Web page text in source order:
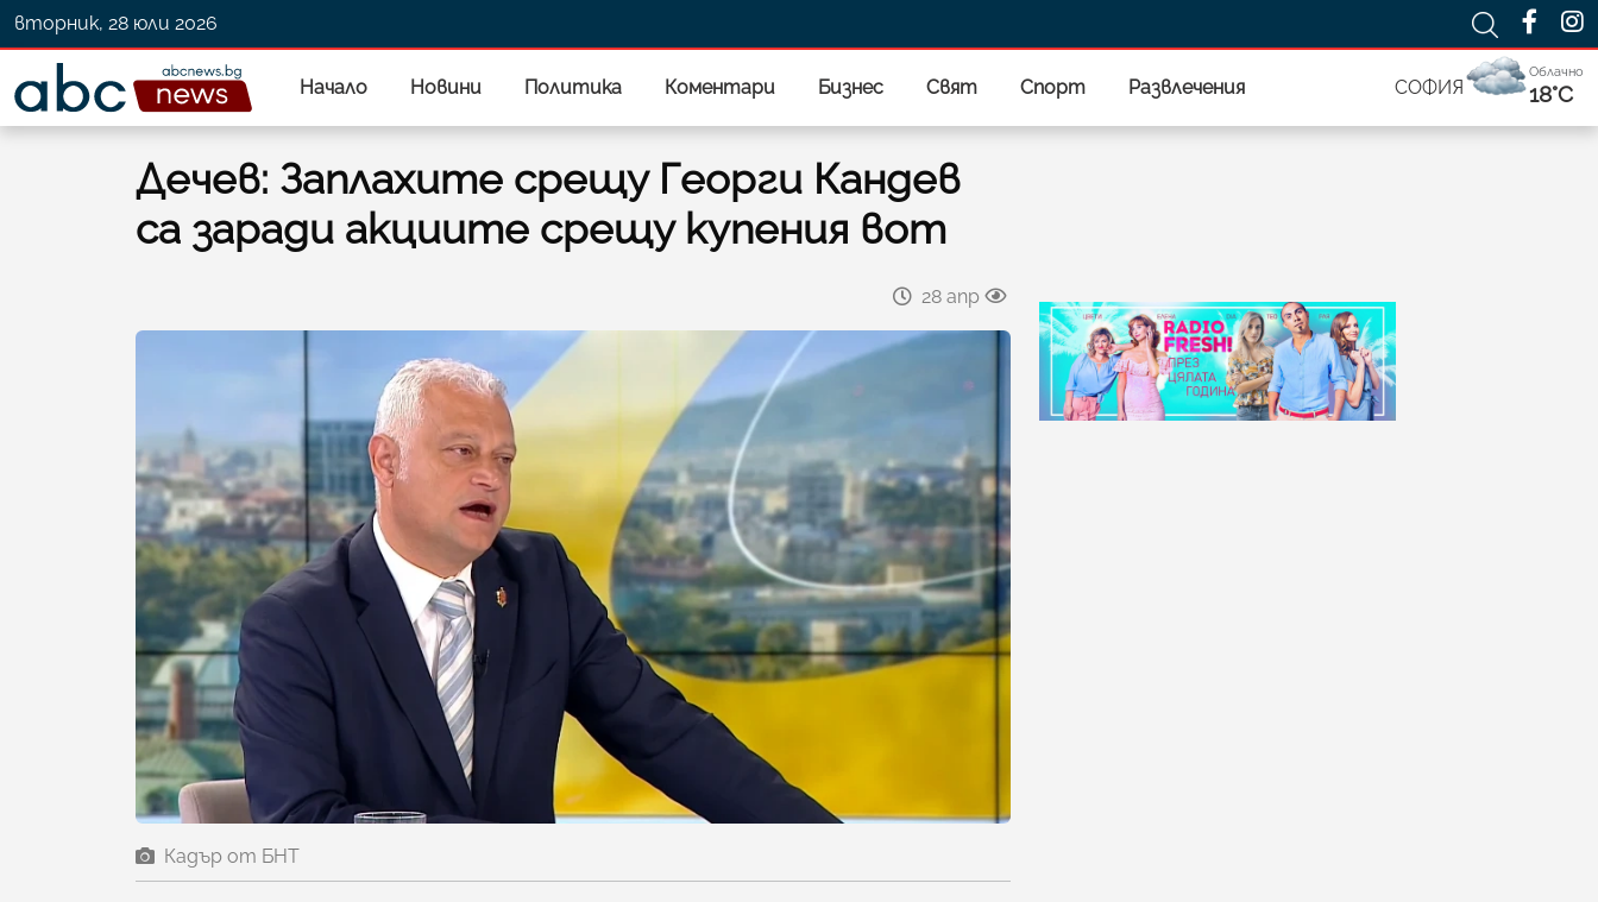
вторник, 28 юли 2026
Начало Новини Политика Коментари Бизнес Свят Спорт Развлечения СОФИЯ
Облачно
18°C
Дечев: Заплахите срещу Георги Кандев
са заради акциите срещу купения вот
28 апр
Кадър от БНТ